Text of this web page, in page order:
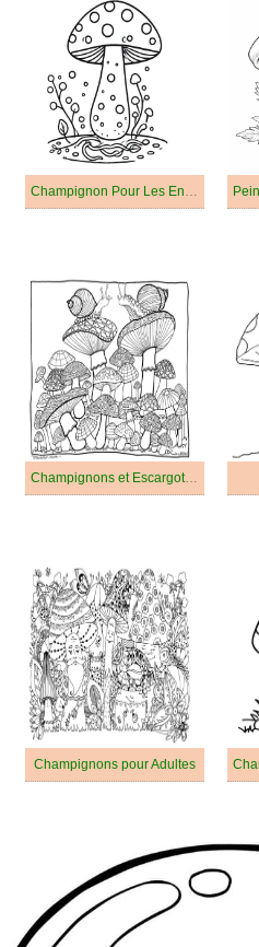
Champignon Pour Les Enfants De 4 An
Champignons et Escargots Pour Adultes
Champignons pour Adultes